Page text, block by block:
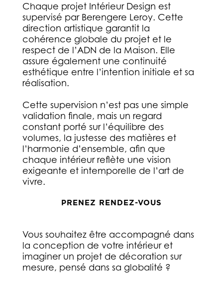
Chaque projet Intérieur Design est
supervisé par Berengere Leroy. Cette
direction artistique garantit la
cohérence globale du projet et le
respect de l’ADN de la Maison. Elle
assure également une continuité
esthétique entre l’intention initiale et sa
réalisation.
Cette supervision n’est pas une simple
validation finale, mais un regard
constant porté sur l’équilibre des
volumes, la justesse des matières et
l’harmonie d’ensemble, afin que
chaque intérieur reflète une vision
exigeante et intemporelle de l’art de
vivre.
PRENEZ RENDEZ-VOUS
Vous souhaitez être accompagné dans
la conception de votre intérieur et
imaginer un projet de décoration sur
mesure, pensé dans sa globalité ?